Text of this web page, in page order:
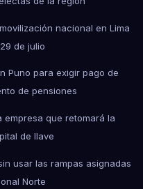
nacional en Lima
de julio
Puno para exigir pago de
de pensiones
empresa que retomará la
de Ilave
usar las rampas asignadas
Norte